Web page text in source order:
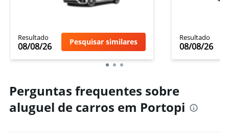
Resultado
08/08/26 Pesquisar similares Resultado
08/08/26
Perguntas frequentes sobre
aluguel de carros em Portopi